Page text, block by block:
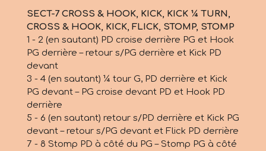
SECT-7 CROSS & HOOK, KICK, KICK ¼ TURN,
CROSS & HOOK, KICK, FLICK, STOMP, STOMP
1 - 2 (en sautant) PD croise derrière PG et Hook
PG derrière – retour s/PG derrière et Kick PD
devant
3 - 4 (en sautant) ¼ tour G, PD derrière et Kick
PG devant – PG croise devant PD et Hook PD
derrière
5 - 6 (en sautant) retour s/PD derrière et Kick PG
devant – retour s/PG devant et Flick PD derrière
7 - 8 Stomp PD à côté du PG – Stomp PG à côté